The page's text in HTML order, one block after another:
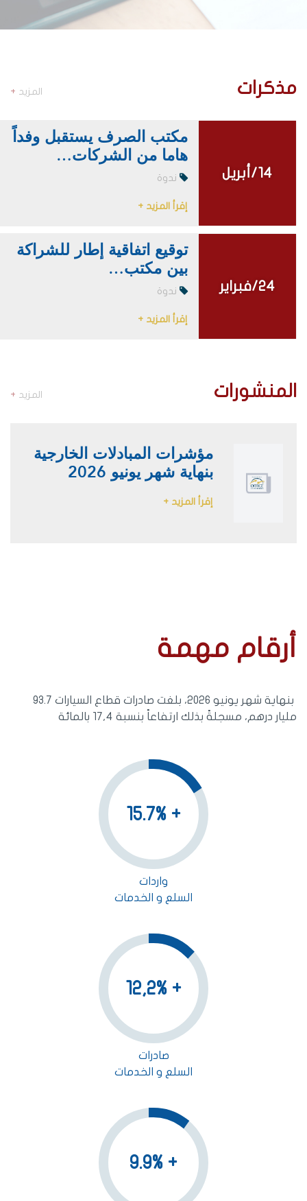
مذكرات المزيد +
14/أبريل
14/أبريل
مكتب الصرف يستقبل وفداً
هاما من الشركات…
ندوة
إقرأ المزيد +
24/فبراير
24/فبراير
توقيع اتفاقية إطار للشراكة
بين مكتب…
ندوة
إقرأ المزيد +
المنشورات المزيد +
مؤشرات المبادلات الخارجية
بنهاية شهر يونيو 2026
إقرأ المزيد +
أرقام مهمة
بنهاية شهر يونيو 2026، بلغت صادرات قطاع السيارات 93.7
مليار درهم، مسجلةً بذلك ارتفاعاً بنسبة 17,4 بالمائة
+ 15.7%
واردات
السلع و الخدمات
+ 12,2%
صادرات
السلع و الخدمات
+ 9.9%